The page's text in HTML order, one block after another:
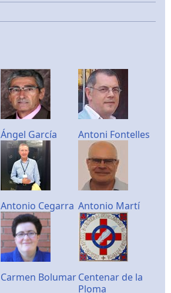
Ángel García Antoni Fontelles
Antonio Cegarra Antonio Martí
Carmen BolumarCentenar de la
Ploma